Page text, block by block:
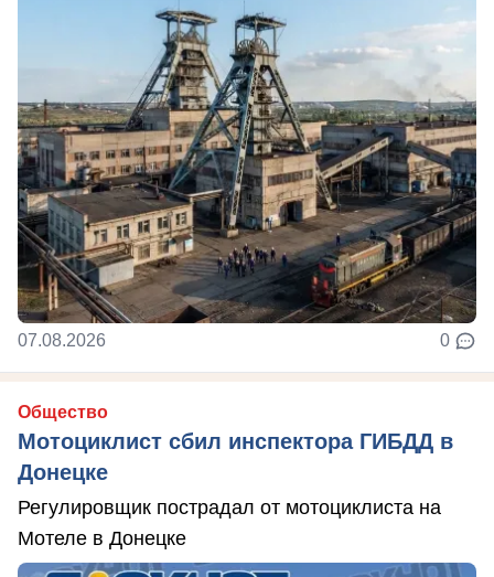
07.08.2026 0
Общество
Мотоциклист сбил инспектора ГИБДД в
Донецке
Регулировщик пострадал от мотоциклиста на
Мотеле в Донецке